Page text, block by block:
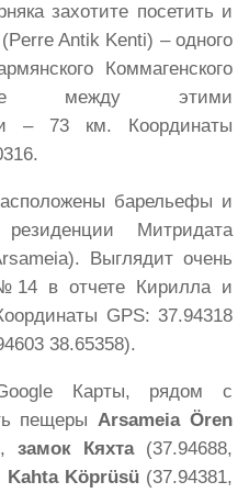
захотите посетить и
Antik Kenti) – одного
Коммагенского
между этими
– 73 км. Координаты
барельефы и
Митридата
Выглядит очень
в отчете Кирилла и
GPS: 37.94318
38.65358).
Карты, рядом с
пещеры Arsameia Ören
замок Кяхта(37.94688,
Kahta Köprüsü(37.94381,